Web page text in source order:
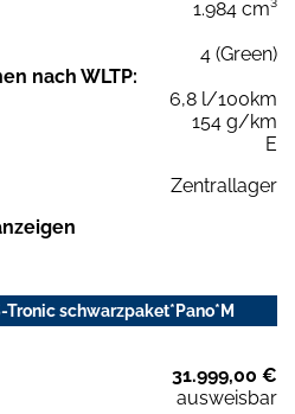
1.984 cm³
4 (Green)
nach WLTP:
6,8 l/100km
154 g/km
E
Zentrallager
schwarzpaket*Pano*M
31.999,00 €
ausweisbar